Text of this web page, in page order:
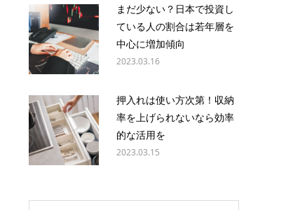
まだ少ない？日本で投資し
ている人の割合は若年層を
中心に増加傾向
2023.03.16
押入れは使い方次第！収納
率を上げられないなら効率
的な活用を
2023.03.15